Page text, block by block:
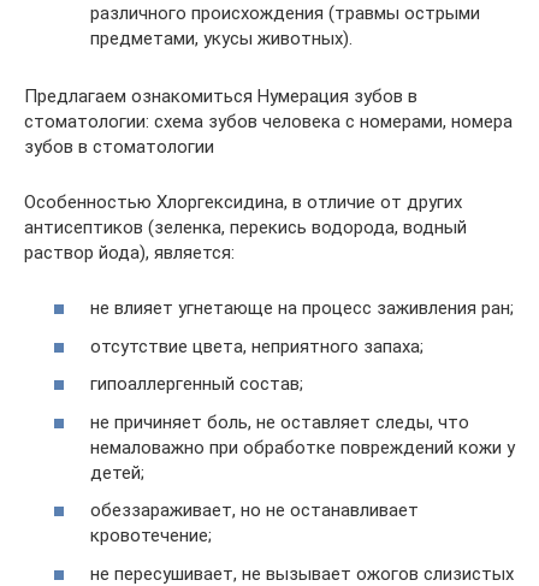
различного происхождения (травмы острыми
предметами, укусы животных).
Предлагаем ознакомиться Нумерация зубов в
стоматологии: схема зубов человека с номерами, номера
зубов в стоматологии
Особенностью Хлоргексидина, в отличие от других
антисептиков (зеленка, перекись водорода, водный
раствор йода), является:
не влияет угнетающе на процесс заживления ран;
отсутствие цвета, неприятного запаха;
гипоаллергенный состав;
не причиняет боль, не оставляет следы, что
немаловажно при обработке повреждений кожи у
детей;
обеззараживает, но не останавливает
кровотечение;
не пересушивает, не вызывает ожогов слизистых